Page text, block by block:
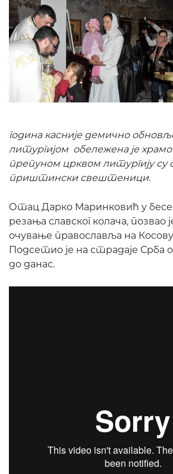
година касније демично
литургијом обележена је
препуном црквом литургију су
приштински свештеници.
Отац Дарко Маринковић у
резања славског колача, позвао
очување православља на
Подсетио је на страдаје Срба
до данас.
“Треба нам пуно љубави, много
труда да би овде и опстали и
дао Господ и свети отац наш